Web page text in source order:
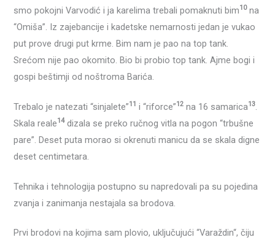
smo pokojni Varvodić i ja karelima trebali pomaknuti bim10na
“Omiša”. Iz zajebancije i kadetske nemarnosti jedan je vukao
put prove drugi put krme. Bim nam je pao na top tank.
Srećom nije pao okomito. Bio bi probio top tank. Ajme bogi i
gospi beštimji od noštroma Barića.
Trebalo je natezati “sinjalete”11 i “riforce”12 na 16 samarica13.
Skala reale14dizala se preko ručnog vitla na pogon “trbušne
pare”. Deset puta morao si okrenuti manicu da se skala digne
deset centimetara.
Tehnika i tehnologija postupno su napredovali pa su pojedina
zvanja i zanimanja nestajala sa brodova.
Prvi brodovi na kojima sam plovio, uključujući “Varaždin“, čiju